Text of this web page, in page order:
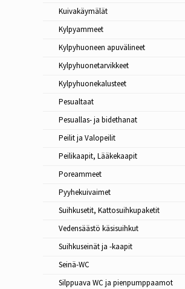
Kuivakäymälät
Kylpyammeet
Kylpyhuoneen apuvälineet
Kylpyhuonetarvikkeet
Kylpyhuonekalusteet
Pesualtaat
Pesuallas- ja bidethanat
Peilit ja Valopeilit
Peilikaapit, Lääkekaapit
Poreammeet
Pyyhekuivaimet
Suihkusetit, Kattosuihkupaketit
Vedensäästö käsisuihkut
Suihkuseinät ja -kaapit
Seinä-WC
Silppuava WC ja pienpumppaamot